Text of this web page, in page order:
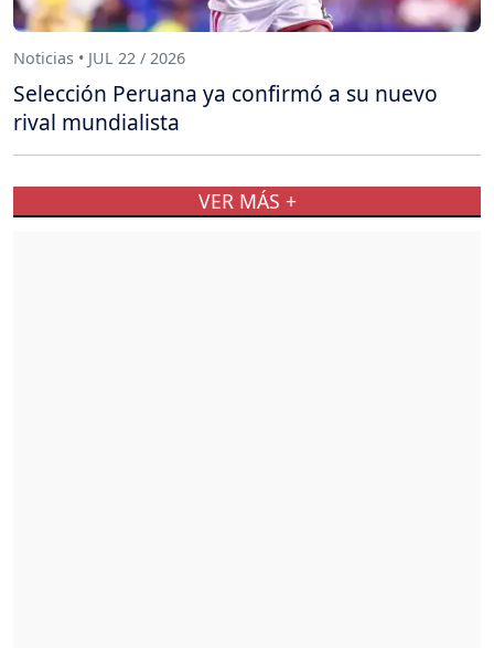
Noticias • JUL 22 / 2026
Selección Peruana ya confirmó a su nuevo
rival mundialista
VER MÁS +